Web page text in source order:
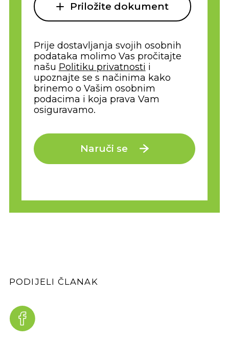
Priložite dokument
Prije dostavljanja svojih osobnih
podataka molimo Vas pročitajte
našu Politiku privatnosti i
upoznajte se s načinima kako
brinemo o Vašim osobnim
podacima i koja prava Vam
osiguravamo.
Naruči se
PODIJELI ČLANAK